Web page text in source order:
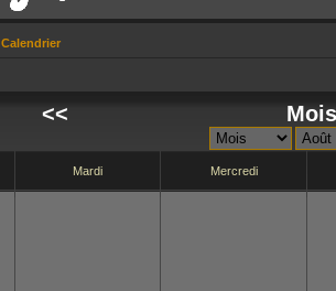
Calendrier
<<
Mardi Mercredi